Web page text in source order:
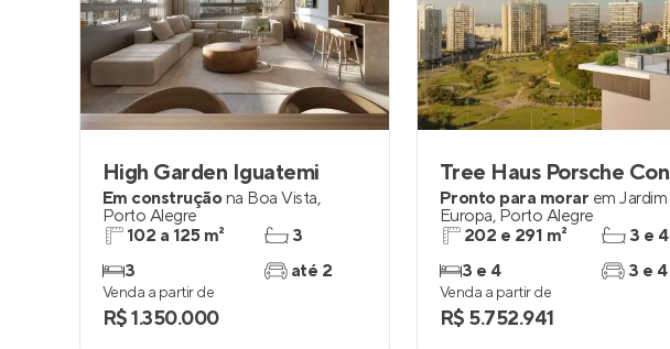
High Garden Iguatemi
Em construçãona Boa Vista,
Porto Alegre
102 a 125 m²
3
3
até 2
Venda a partir de
R$ 1.350.000
Pronto para morar em Jardim
Europa, Porto Alegre
202 e 291 m²
3 e 4
3 e 4
3 e 4
Venda a partir de
R$ 5.752.941